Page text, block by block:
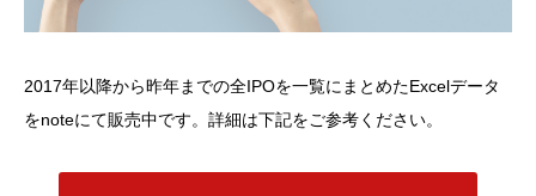
2017年以降から昨年までの全IPOを一覧にまとめたExcelデータ
をnoteにて販売中です。詳細は下記をご参考ください。